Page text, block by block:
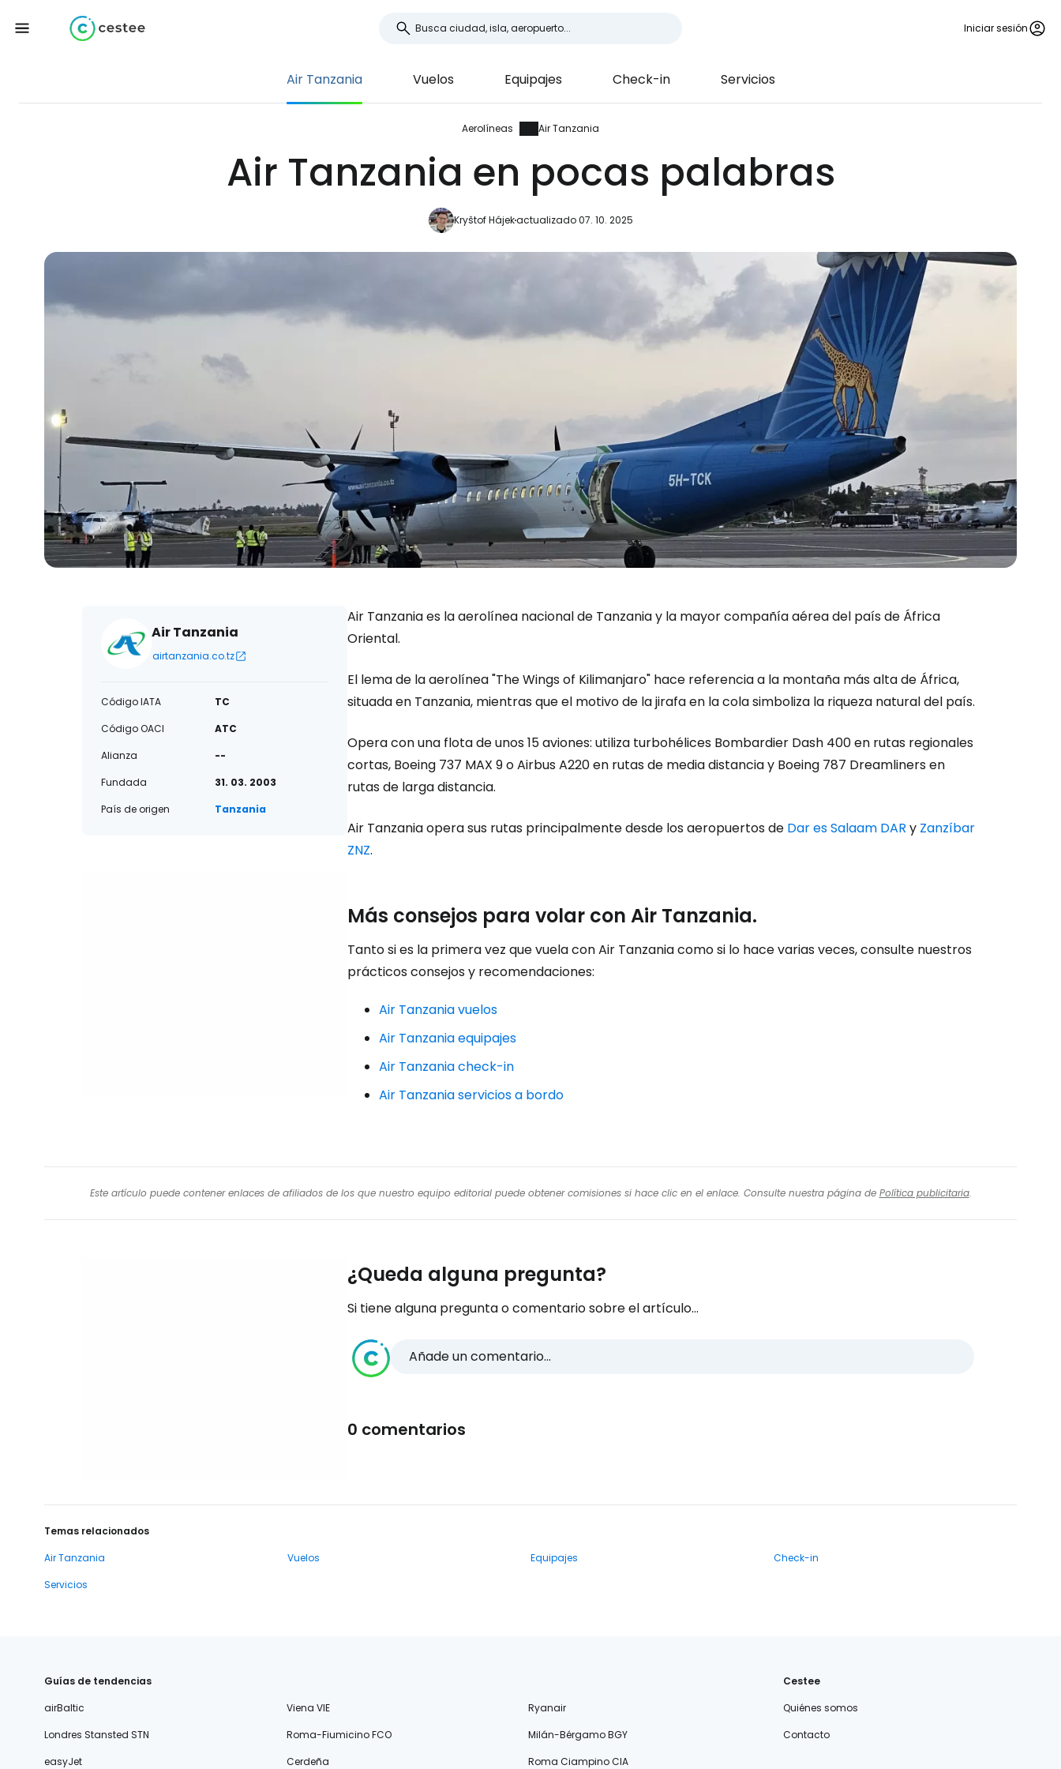
Iniciar sesión
Air Tanzania Vuelos Equipajes Check-in Servicios
Aerolíneas Air Tanzania
Air Tanzania en pocas palabras
Kryštof Hájekactualizado 07. 10. 2025
Air Tanzania
airtanzania.co.tz
Código IATA
TC
Código OACI
ATC
Alianza
--
Fundada
31. 03. 2003
País de origen
Tanzania
Air Tanzania es la aerolínea nacional de Tanzania y la mayor compañía aérea del país de África
Oriental.
El lema de la aerolínea"The Wings of Kilimanjaro" hace referencia a la montaña más alta de África,
situada en Tanzania, mientras que el motivo de la jirafa en la cola simboliza la riqueza natural del país.
Opera con una flota de unos 15 aviones: utiliza turbohélices Bombardier Dash 400 en rutas regionales
cortas, Boeing 737 MAX 9 o Airbus A220 en rutas de media distancia y Boeing 787 Dreamliners en
rutas de larga distancia.
Air Tanzania opera sus rutas principalmente desde los aeropuertos de Dar es Salaam DAR y Zanzíbar
ZNZ.
Más consejos para volar con Air Tanzania.
Tanto si es la primera vez que vuela con Air Tanzania como si lo hace varias veces, consulte nuestros
prácticos consejos y recomendaciones:
Air Tanzania vuelos
Air Tanzania equipajes
Air Tanzania check-in
Air Tanzania servicios a bordo
Este artículo puede contener enlaces de afiliados de los que nuestro equipo editorial puede obtener comisiones si hace clic en el enlace. Consulte nuestra página de Política publicitaria.
¿Queda alguna pregunta?
Si tiene alguna pregunta o comentario sobre el artículo...
Añade un comentario...
0 comentarios
Temas relacionados
Air Tanzania
Vuelos Equipajes
Check-in
Servicios
Guías de tendencias
airBaltic
Viena VIE
Ryanair
Londres Stansted STN
Roma-Fiumicino FCO
Milán-Bérgamo BGY
easyJet
Cerdeña Roma Ciampino CIA
Cestee
Quiénes somos
Contacto
Iniciar sesión en Cestee
... la comunidad mundial de viajeros
Continuar con Email